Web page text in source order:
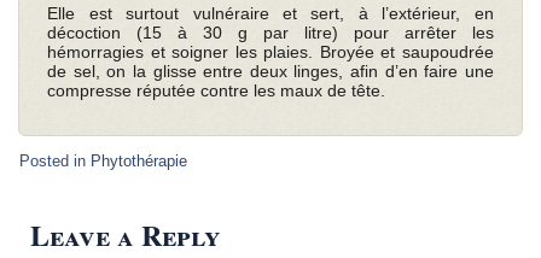
Elle est surtout vulnéraire et sert, à l’extérieur, en
décoction (15 à 30 g par litre) pour arrêter les
hémorragies et soigner les plaies. Broyée et saupoudrée
de sel, on la glisse entre deux linges, afin d’en faire une
compresse réputée contre les maux de tête.
Posted in Phytothérapie
Leave a Reply